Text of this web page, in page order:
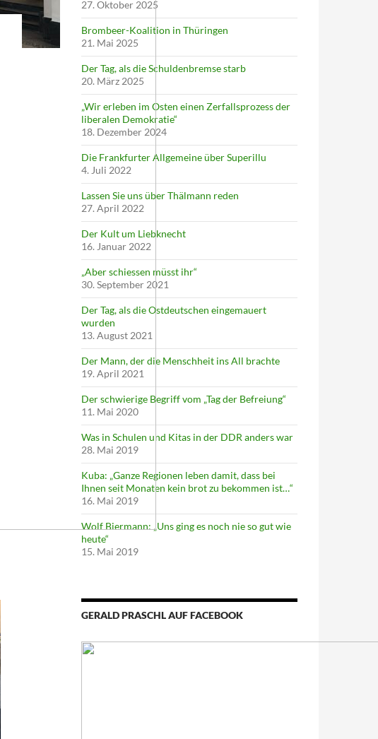
27. Oktober 2025
Brombeer-Koalition in Thüringen
21. Mai 2025
Der Tag, als die Schuldenbremse starb
20. März 2025
„Wir erleben im Osten einen Zerfallsprozess der
liberalen Demokratie“
18. Dezember 2024
Die Frankfurter Allgemeine über Superillu
4. Juli 2022
Lassen Sie uns über Thälmann reden
27. April 2022
Der Kult um Liebknecht
16. Januar 2022
„Aber schiessen müsst ihr“
30. September 2021
Der Tag, als die Ostdeutschen eingemauert
wurden
13. August 2021
Der Mann, der die Menschheit ins All brachte
19. April 2021
Der schwierige Begriff vom „Tag der Befreiung“
11. Mai 2020
Was in Schulen und Kitas in der DDR anders war
28. Mai 2019
Kuba: „Ganze Regionen leben damit, dass bei
Ihnen seit Monaten kein brot zu bekommen ist…“
16. Mai 2019
Wolf Biermann: „Uns ging es noch nie so gut wie
heute“
15. Mai 2019
GERALD PRASCHL AUF FACEBOOK